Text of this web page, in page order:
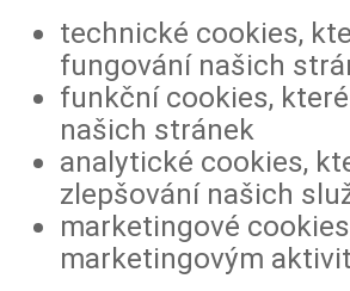
technické cookies,
fungování našich
funkční cookies,
našich stránek
analytické cookies,
zlepšování našich
marketingové
marketingovým